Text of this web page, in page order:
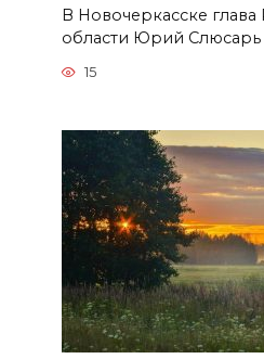
В Новочеркасске глава
области Юрий Слюсарь
15